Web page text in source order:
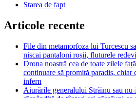
Starea de fapt
Articole recente
File din metamorfoza lui Turcescu
niscai pantaloni roșii, fluturele
Drona noastră cea de toate zilele
continuare să promită paradis, chiar
infern
Aiurările generalului Străinu sau